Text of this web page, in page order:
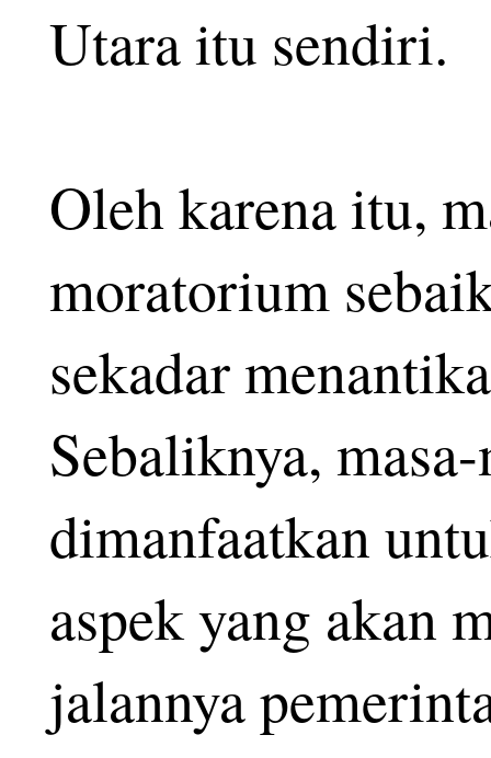
Utara itu sendiri.
Oleh karena itu,
moratorium
sekadar
Sebaliknya,
dimanfaatkan
aspek yang akan
jalannya